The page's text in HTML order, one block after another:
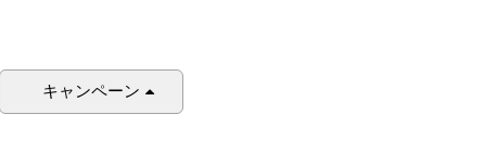
キャンペーン